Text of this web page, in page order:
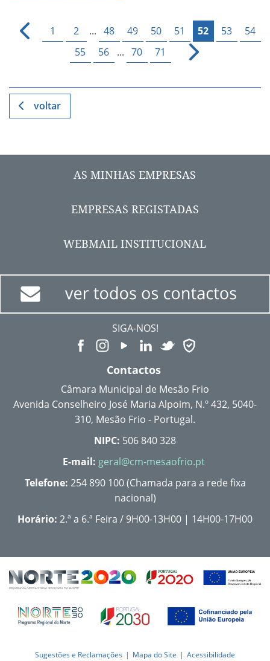
1 2 ... 48 49 50 51 52 53
54
55
56 ... 70 71
voltar
AS MINHAS EMPRESAS
EMPRESAS REGISTADAS
WEBMAIL INSTITUCIONAL
SIGA-NOS!
Contactos
Câmara Municipal de Mesão Frio
Avenida Conselheiro José Maria Alpoim, N.º 432, 5040-
310, Mesão Frio - Portugal.
NIPC: 506 840 328
E-mail: geral@cm-mesaofrio.pt
Telefone: 254 890 100 (Chamada para a rede fixa
nacional)
Horário: 2.ª a 6.ª Feira / 9H00-13H00 | 14H00-17H00
Sugestões e Reclamações Mapa do Site Acessibilidade